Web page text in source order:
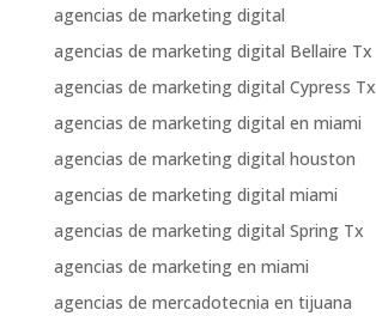
agencias de marketing digital
agencias de marketing digital Bellaire Tx
agencias de marketing digital Cypress Tx
agencias de marketing digital en miami
agencias de marketing digital houston
agencias de marketing digital miami
agencias de marketing digital Spring Tx
agencias de marketing en miami
agencias de mercadotecnia en tijuana